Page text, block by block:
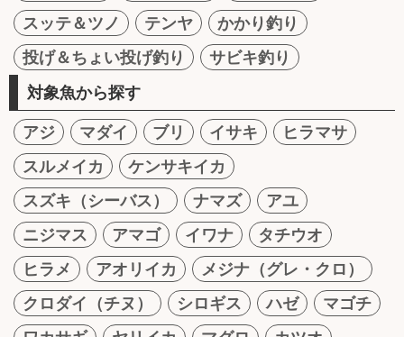
スッテ＆ツノ
テンヤ
かかり釣り
投げ＆ちょい投げ釣り
サビキ釣り
対象魚から探す
アジ マダイ ブリ イサキ
ヒラマサ
スルメイカ
ケンサキイカ
スズキ（シーバス）
ナマズ
アユ
ニジマス
アマゴ イワナ
タチウオ
ヒラメ
アオリイカ
メジナ（グレ・クロ）
クロダイ（チヌ）
シロギス ハゼ
マゴチ